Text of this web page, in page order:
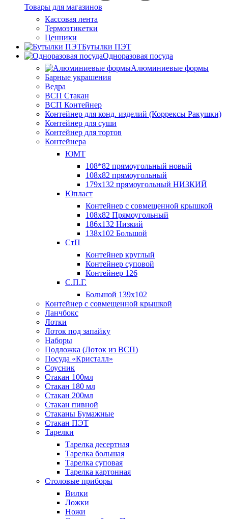
Товары для магазинов
Кассовая лента
Термоэтикетки
Ценники
Бутылки ПЭТ
Одноразовая посуда
Алюминиевые формы
Барные украшения
Ведра
ВСП Стакан
ВСП Контейнер
Контейнер для конд. изделий (Коррексы Ракушки)
Контейнер для суши
Контейнер для тортов
Контейнера
ЮМТ
108*82 прямоугольный новый
108х82 прямоугольный
179х132 прямоугольный НИЗКИЙ
Юпласт
Контейнер с совмещенной крышкой
108х82 Прямоугольный
186х132 Низкий
138х102 Большой
СтП
Контейнер круглый
Контейнер суповой
Контейнер 126
С.П.Г.
Большой 139х102
Контейнер с совмещенной крышкой
Ланчбокс
Лотки
Лоток под запайку
Наборы
Подложка (Лоток из ВСП)
Посуда «Кристалл»
Соусник
Стакан 100мл
Стакан 180 мл
Стакан 200мл
Стакан пивной
Стаканы Бумажные
Стакан ПЭТ
Тарелки
Тарелка десертная
Тарелка большая
Тарелка суповая
Тарелка картонная
Столовые приборы
Вилки
Ложки
Ножи